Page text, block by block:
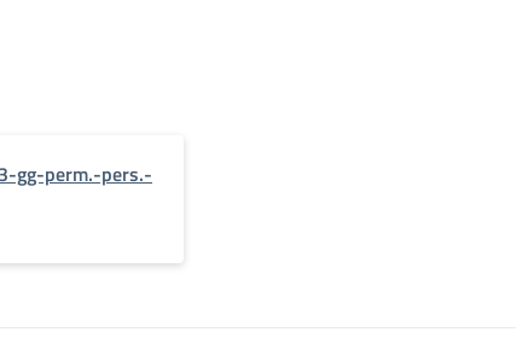
gg-perm.-pers.-